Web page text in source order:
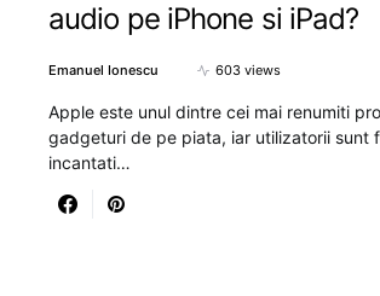
audio pe iPhone si iPad?
Emanuel Ionescu 603 views
Apple este unul dintre cei mai renumiti
gadgeturi de pe piata, iar utilizatorii sunt
incantati…